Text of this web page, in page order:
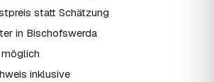
statt Schätzung
in Bischofswerda
inklusive